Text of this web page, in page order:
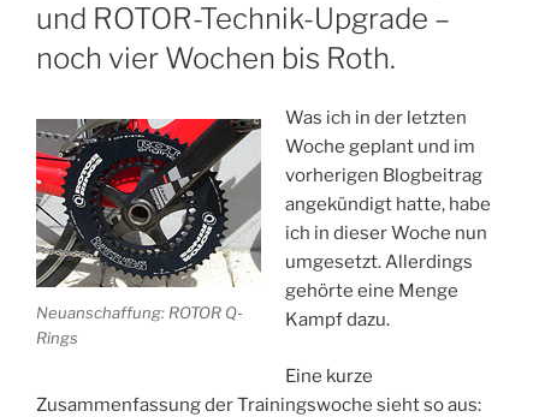
und ROTOR-Technik-Upgrade –
noch vier Wochen bis Roth.
Neuanschaffung: ROTOR Q-
Rings
Was ich in der letzten
Woche geplant und im
vorherigen Blogbeitrag
angekündigt hatte, habe
ich in dieser Woche nun
umgesetzt. Allerdings
gehörte eine Menge
Kampf dazu.
Eine kurze
Zusammenfassung der Trainingswoche sieht so aus: